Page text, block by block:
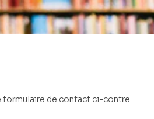
formulaire de contact ci-contre.